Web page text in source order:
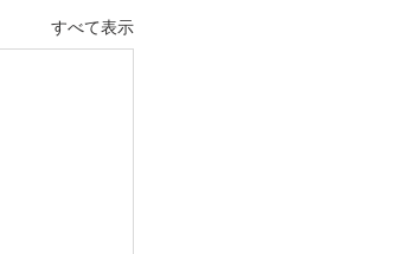
すべて表示